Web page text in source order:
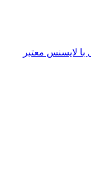
لایسنس معتبر